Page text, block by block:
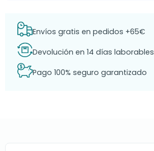
Envíos gratis en pedidos +65€
Devolución en 14 días laborables
Pago 100% seguro garantizado